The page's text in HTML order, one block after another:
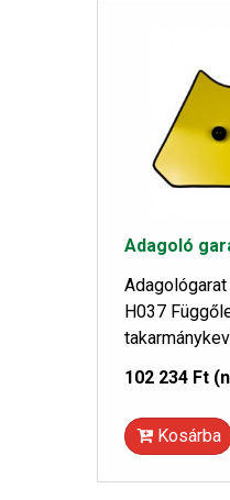
Adagoló
H037
102 234 Ft
Kosárba